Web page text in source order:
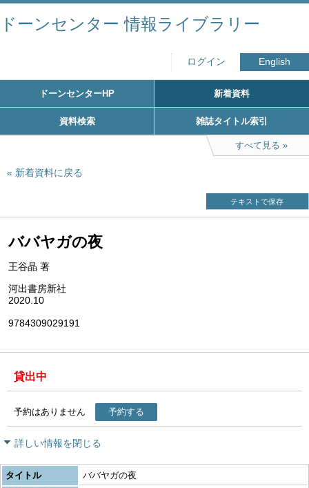
ドーンセンター 情報ライブラリー
ログイン English
ドーンセンターHP 新着資料
資料検索 雑誌タイトル索引
すべて見る
新着資料に戻る
テキストで保存
ババヤガの夜
王谷晶 著
河出書房新社
2020.10
9784309029191
貸出中
予約はありません 予約する
詳しい情報を閉じる
タイトル
ババヤガの夜